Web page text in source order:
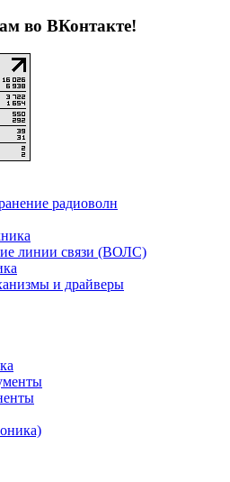
во ВКонтакте!
радиоволн
линии связи (ВОЛС)
и драйверы